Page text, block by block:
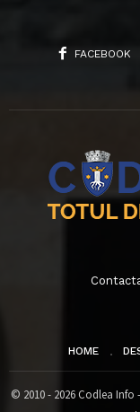
FACEBOOK
HOME
© 2010 - 2026 Codlea